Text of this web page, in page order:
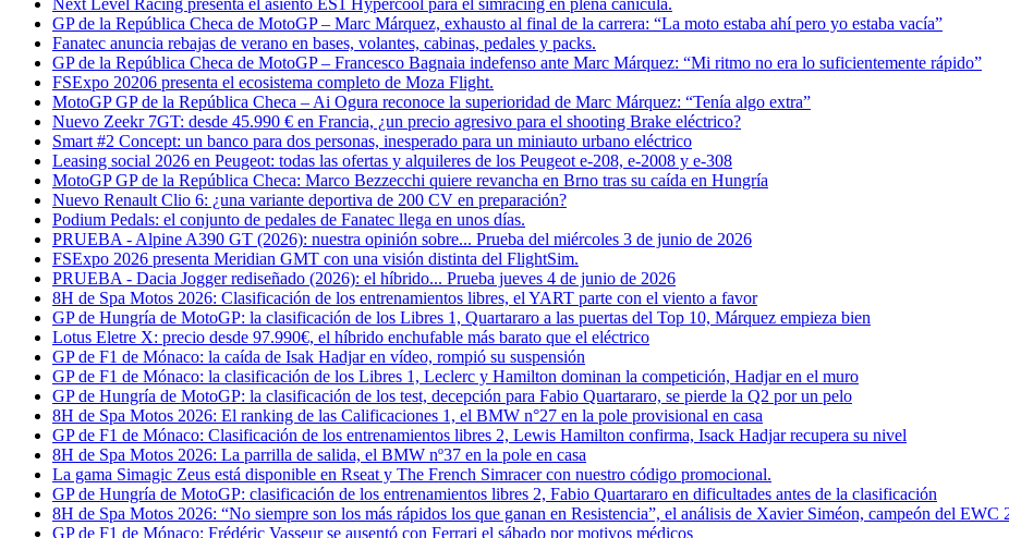
GP de la República Checa de MotoGP – Marc Márquez, exhausto al final de la carrera: “La moto estaba ahí pero yo estaba vacía”
Fanatec anuncia rebajas de verano en bases, volantes, cabinas, pedales y packs.
GP de la República Checa de MotoGP – Francesco Bagnaia indefenso ante Marc Márquez: “Mi ritmo no era lo suficientemente rápido”
FSExpo 20206 presenta el ecosistema completo de Moza Flight.
MotoGP GP de la República Checa – Ai Ogura reconoce la superioridad de Marc Márquez: “Tenía algo extra”
Nuevo Zeekr 7GT: desde 45.990 € en Francia, ¿un precio agresivo para el shooting Brake eléctrico?
Smart #2 Concept: un banco para dos personas, inesperado para un miniauto urbano eléctrico
Leasing social 2026 en Peugeot: todas las ofertas y alquileres de los Peugeot e-208, e-2008 y e-308
MotoGP GP de la República Checa: Marco Bezzecchi quiere revancha en Brno tras su caída en Hungría
Nuevo Renault Clio 6: ¿una variante deportiva de 200 CV en preparación?
Podium Pedals: el conjunto de pedales de Fanatec llega en unos días.
PRUEBA - Alpine A390 GT (2026): nuestra opinión sobre... Prueba del miércoles 3 de junio de 2026
FSExpo 2026 presenta Meridian GMT con una visión distinta del FlightSim.
PRUEBA - Dacia Jogger rediseñado (2026): el híbrido... Prueba jueves 4 de junio de 2026
8H de Spa Motos 2026: Clasificación de los entrenamientos libres, el YART parte con el viento a favor
GP de Hungría de MotoGP: la clasificación de los Libres 1, Quartararo a las puertas del Top 10, Márquez empieza bien
Lotus Eletre X: precio desde 97.990€, el híbrido enchufable más barato que el eléctrico
GP de F1 de Mónaco: la caída de Isak Hadjar en vídeo, rompió su suspensión
GP de F1 de Mónaco: la clasificación de los Libres 1, Leclerc y Hamilton dominan la competición, Hadjar en el muro
GP de Hungría de MotoGP: la clasificación de los test, decepción para Fabio Quartararo, se pierde la Q2 por un pelo
8H de Spa Motos 2026: El ranking de las Calificaciones 1, el BMW n°27 en la pole provisional en casa
GP de F1 de Mónaco: Clasificación de los entrenamientos libres 2, Lewis Hamilton confirma, Isack Hadjar recupera su nivel
8H de Spa Motos 2026: La parrilla de salida, el BMW nº37 en la pole en casa
La gama Simagic Zeus está disponible en Rseat y The French Simracer con nuestro código promocional.
GP de Hungría de MotoGP: clasificación de los entrenamientos libres 2, Fabio Quartararo en dificultades antes de la clasificación
8H de Spa Motos 2026: “No siempre son los más rápidos los que ganan en Resistencia”, el análisis de Xavier Siméon, campeón del EWC
GP de F1 de Mónaco: Frédéric Vasseur se ausentó con Ferrari el sábado por motivos médicos